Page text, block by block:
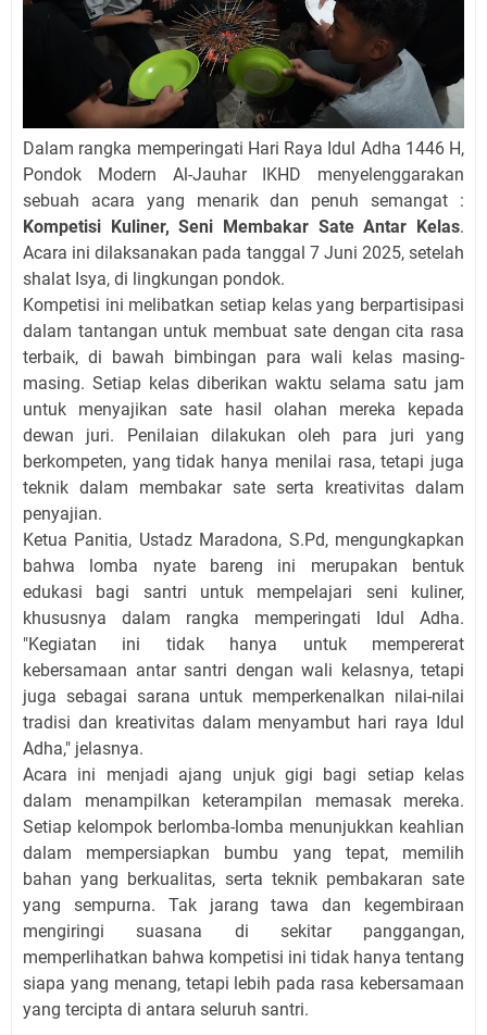
Dalam rangka memperingati Hari Raya Idul Adha 1446 H,
Pondok Modern Al-Jauhar IKHD menyelenggarakan
sebuah acara yang menarik dan penuh semangat :
Kompetisi Kuliner, Seni Membakar Sate Antar Kelas.
Acara ini dilaksanakan pada tanggal 7 Juni 2025, setelah
shalat Isya, di lingkungan pondok.
Kompetisi ini melibatkan setiap kelas yang berpartisipasi
dalam tantangan untuk membuat sate dengan cita rasa
terbaik, di bawah bimbingan para wali kelas masing-
masing. Setiap kelas diberikan waktu selama satu jam
untuk menyajikan sate hasil olahan mereka kepada
dewan juri. Penilaian dilakukan oleh para juri yang
berkompeten, yang tidak hanya menilai rasa, tetapi juga
teknik dalam membakar sate serta kreativitas dalam
penyajian.
Ketua Panitia, Ustadz Maradona, S.Pd, mengungkapkan
bahwa lomba nyate bareng ini merupakan bentuk
edukasi bagi santri untuk mempelajari seni kuliner,
khususnya dalam rangka memperingati Idul Adha.
"Kegiatan ini tidak hanya untuk mempererat
kebersamaan antar santri dengan wali kelasnya, tetapi
juga sebagai sarana untuk memperkenalkan nilai-nilai
tradisi dan kreativitas dalam menyambut hari raya Idul
Adha," jelasnya.
Acara ini menjadi ajang unjuk gigi bagi setiap kelas
dalam menampilkan keterampilan memasak mereka.
Setiap kelompok berlomba-lomba menunjukkan keahlian
dalam mempersiapkan bumbu yang tepat, memilih
bahan yang berkualitas, serta teknik pembakaran sate
yang sempurna. Tak jarang tawa dan kegembiraan
mengiringi suasana di sekitar panggangan,
memperlihatkan bahwa kompetisi ini tidak hanya tentang
siapa yang menang, tetapi lebih pada rasa kebersamaan
yang tercipta di antara seluruh santri.